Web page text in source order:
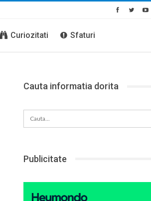
Curiozitati Sfaturi
Cauta informatia dorita
Publicitate